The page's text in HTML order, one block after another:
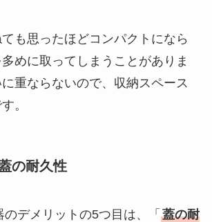
も思ったほどコンパクトになら
めに取ってしまうことがありま
重ならないので、収納スペース
。
の耐久性
デメリットの5つ目は、「 蓋の耐